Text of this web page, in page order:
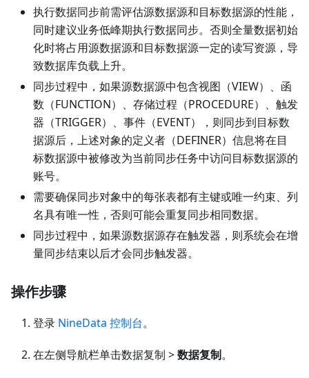
执行数据同步前需评估源数据源和目标数据源的性能，
同时建议业务低峰期执行数据同步。否则全量数据初始
化时将占用源数据源和目标数据源一定的读写资源，导
致数据库负载上升。
同步过程中，如果源数据源中包含视图（VIEW）、函
数（FUNCTION）、存储过程（PROCEDURE）、触发
器（TRIGGER）、事件（EVENT），则同步到目标数
据源后，上述对象的定义者（DEFINER）信息将在目
标数据源中被修改为当前同步任务中访问目标数据源的
账号。
需要确保同步对象中的每张表都有主键或唯一约束、列
名具有唯一性，否则可能会重复同步相同数据。
同步过程中，如果源数据源存在触发器，则系统会在增
量同步结束以后才会同步触发器。
操作步骤
登录 NineData 控制台。
在左侧导航栏单击数据复制 >数据复制。